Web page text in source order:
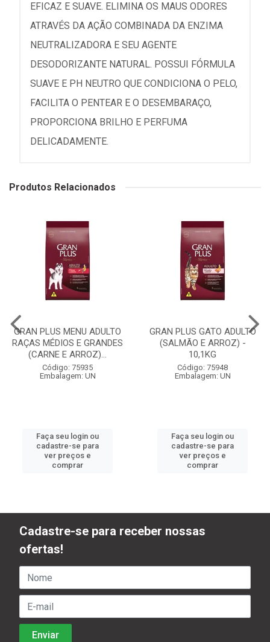
EFICAZ E SUAVE. ELIMINA OS MAUS ODORES
ATRAVÉS DA AÇÃO COMBINADA DA ENZIMA
NEUTRALIZADORA E SEU AGENTE
DESODORIZANTE NATURAL. POSSUI FÓRMULA
SUAVE E PH NEUTRO QUE CONDICIONA O PELO,
FACILITA O PENTEAR E O DESEMBARAÇO,
PROPORCIONA BRILHO E PERFUMA
DELICADAMENTE.
Produtos Relacionados
GRAN PLUS MENU ADULTO
RAÇAS MÉDIOS E GRANDES
(CARNE E ARROZ)...
Código: 75935
Embalagem: UN
Faça seu login ou
cadastre-se para
ver preços e
comprar
GRAN PLUS GATO ADULTO
(SALMÃO E ARROZ) -
10,1KG
Código: 75948
Embalagem: UN
Faça seu login ou
cadastre-se para
ver preços e
comprar
Cadastre-se para receber nossas
ofertas!